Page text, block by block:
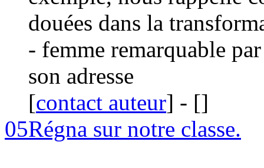
douées dans la
- femme remarquable
son adresse
[contact auteur] - []
05Régna sur notre classe.